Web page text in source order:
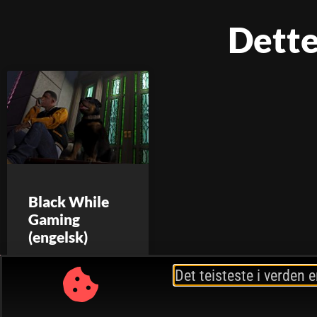
Black While
Gaming
(engelsk)
Det teisteste i verden